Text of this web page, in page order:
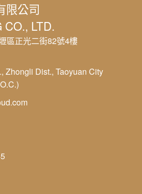
限公司
CO., LTD.
區正光二街82號4樓
Zhongli Dist., Taoyuan City